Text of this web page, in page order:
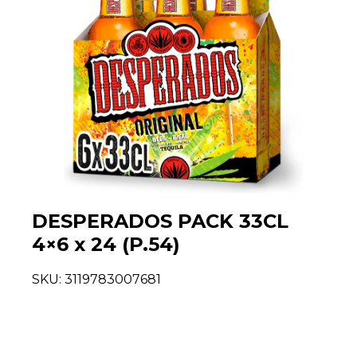
DESPERADOS PACK 33CL
4×6 x 24 (P.54)
SKU: 3119783007681